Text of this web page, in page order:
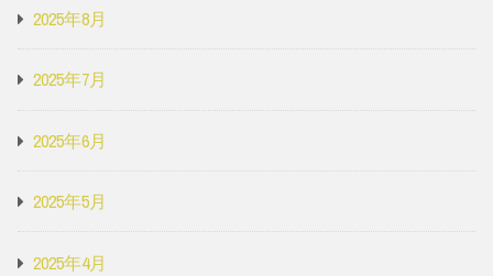
2025年8月
2025年7月
2025年6月
2025年5月
2025年4月